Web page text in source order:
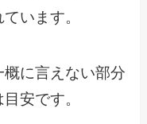
います。
に言えない部分
安です。